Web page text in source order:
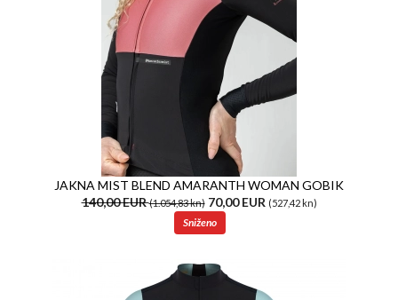
JAKNA MIST BLEND AMARANTH WOMAN GOBIK
140,00 EUR(1.054,83 kn)70,00 EUR (527,42 kn)
Sniženo